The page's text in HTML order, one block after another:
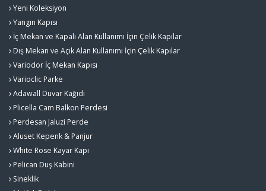
Yeni Koleksiyon
Yangın Kapısı
İç Mekan ve Kapalı Alan Kullanımı İçin Çelik Kapılar
Dış Mekan ve Açık Alan Kullanımı İçin Çelik Kapılar
Variodor İç Mekan Kapısı
Varioclic Parke
Adawall Duvar Kağıdı
Plicella Cam Balkon Perdesi
Perdesan Jaluzi Perde
Aluset Kepenk & Panjur
White Rose Kayar Kapı
Pelican Duş Kabini
Sineklik